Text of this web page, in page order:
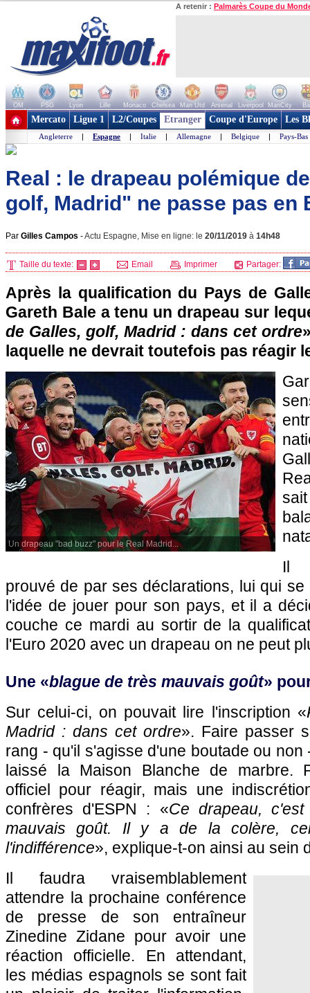
A retenir : Palmarès Coupe du
OM PSG Lyon Lille Monaco Chelsea Man Utd Arsenal Liverpool ManCity
+ de clubs
Mercato Ligue 1 L2/Coupes Etranger Coupe d'Europe Les
Angleterre | Espagne | Italie | Allemagne | Belgique | Pays-Bas
Real : le drapeau polémique
golf, Madrid" ne passe pas en
Par Gilles Campos -Actu Espagne, Mise en ligne: le 20/11/2019 à 14h48
Taille du texte: Email Imprimer Partager:
Après la qualification du Pays de
Gareth Bale a tenu un drapeau sur
de Galles, golf, Madrid : dans cet ordre
laquelle ne devrait toutefois pas réagir
Un drapeau "bad buzz" pour le Real Madrid...
Il
prouvé de par ses déclarations, lui qui
l'idée de jouer pour son pays, et il a
couche ce mardi au sortir de la
l'Euro 2020 avec un drapeau on ne peut
Une «blague de très mauvais goût»
Sur celui-ci, on pouvait lire l'inscription «
Madrid : dans cet ordre». Faire passer
rang - qu'il s'agisse d'une boutade ou non
laissé la Maison Blanche de marbre.
officiel pour réagir, mais une
confrères d'ESPN : «Ce drapeau,
mauvais goût. Il y a de la colère,
l'indifférence», explique-t-on ainsi au sein
Il faudra vraisemblablement
attendre la prochaine conférence
de presse de son entraîneur
Zinedine Zidane pour avoir une
réaction officielle. En attendant,
les médias espagnols se sont fait